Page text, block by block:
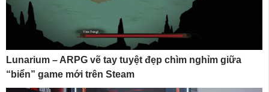
Lunarium – ARPG vẽ tay tuyệt đẹp chìm nghỉm giữa
“biển” game mới trên Steam